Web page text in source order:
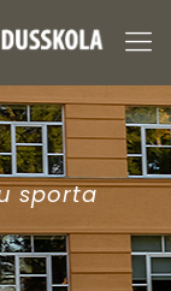
sporta